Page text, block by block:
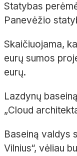
Statybas
Panevėžio
Skaičiuojama,
eurų sumos
eurų.
Lazdynų
„Cloud
Baseiną valdys
Vilnius“, vėliau